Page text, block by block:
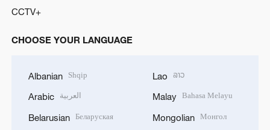
CCTV+
CHOOSE YOUR LANGUAGE
Albanian Shqip
Arabic العربية
Belarusian Беларуская
Lao ລາວ
Malay Bahasa Melayu
Mongolian Монгол